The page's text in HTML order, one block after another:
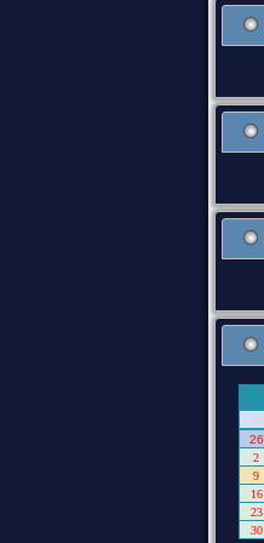
M
26
2
9
16
23
30